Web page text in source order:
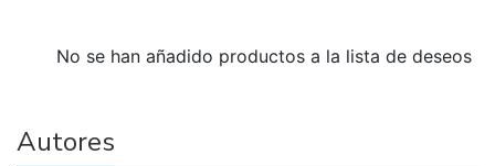
No se han añadido productos a la lista de deseos
Autores